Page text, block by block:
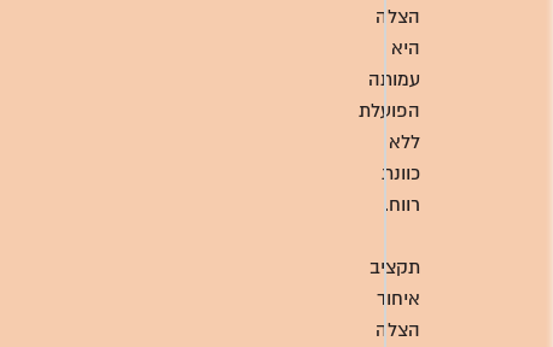
הצלה
היא
עמותה
הפועלת
ללא
כוונת
רווח.
תקציב
איחוד
הצלה